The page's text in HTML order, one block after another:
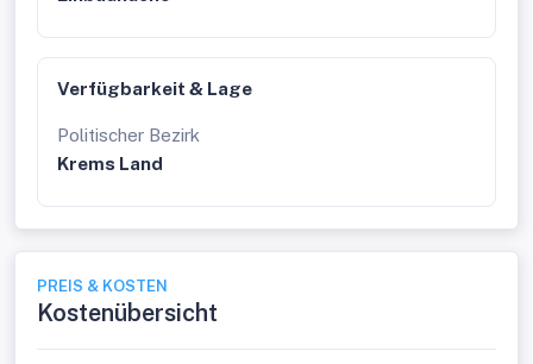
Verfügbarkeit & Lage
Politischer Bezirk
Krems Land
PREIS & KOSTEN
Kostenübersicht